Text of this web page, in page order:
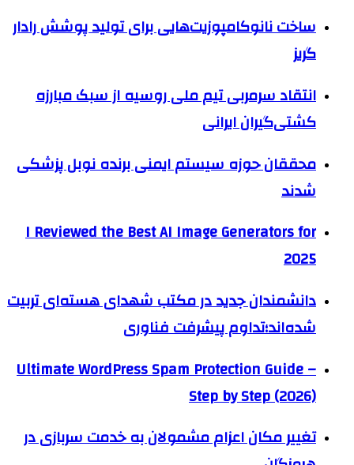
ساخت نانوکامپوزیت‌هایی برای تولید پوشش‌ رادار
گریز
انتقاد سرمربی تیم ملی روسیه از سبک مبارزه
کشتی‌گیران ایرانی
محققان حوزه سیستم ایمنی برنده نوبل پزشکی
شدند
I Reviewed the Best AI Image Generators for
2025
دانشمندان جدید در مکتب شهدای هسته‌ای تربیت
شده‌اند؛تداوم پیشرفت فناوری
Ultimate WordPress Spam Protection Guide –
Step by Step (2026)
تغییر مکان اعزام مشمولان به خدمت سربازی در